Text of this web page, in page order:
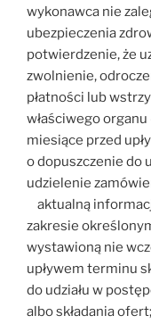
wykonawca nie
ubezpieczenia
potwierdzenie, że
zwolnienie,
płatności lub
właściwego
miesiące przed
o dopuszczenie do
udzielenie
aktualną
zakresie
wystawioną nie
upływem terminu
do udziału w
albo składania ofert;